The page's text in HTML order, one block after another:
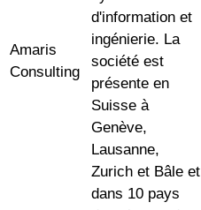
Amaris
Consulting
d'information et
ingénierie. La
société est
présente en
Suisse à
Genève,
Lausanne,
Zurich et Bâle et
dans 10 pays